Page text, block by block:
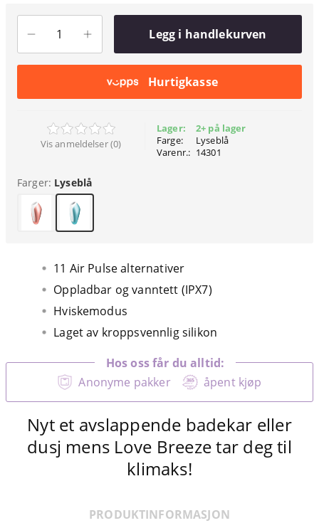
Legg i handlekurven
Hurtigkasse
Vis anmeldelser (0)
Lager:
Farge:
Varenr.:
2+ på lager
Lyseblå
14301
Farger: Lyseblå
11 Air Pulse alternativer
Oppladbar og vanntett (IPX7)
Hviskemodus
Laget av kroppsvennlig silikon
Anonyme pakker åpent kjøp
Hos oss får du alltid:
Nyt et avslappende badekar eller
dusj mens Love Breeze tar deg til
klimaks!
PRODUKTINFORMASJON